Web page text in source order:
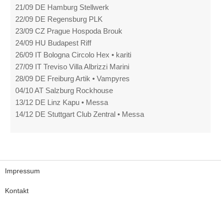
21/09 DE Hamburg Stellwerk
22/09 DE Regensburg PLK
23/09 CZ Prague Hospoda Brouk
24/09 HU Budapest Riff
26/09 IT Bologna Circolo Hex • kariti
27/09 IT Treviso Villa Albrizzi Marini
28/09 DE Freiburg Artik • Vampyres
04/10 AT Salzburg Rockhouse
13/12 DE Linz Kapu • Messa
14/12 DE Stuttgart Club Zentral • Messa
Impressum
Kontakt